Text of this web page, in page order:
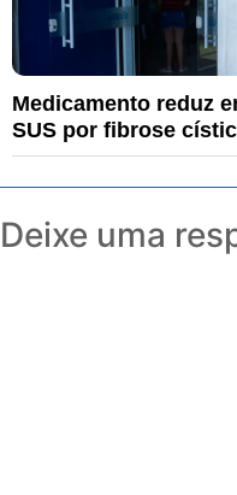
Medicamento reduz
SUS por fibrose
Deixe uma